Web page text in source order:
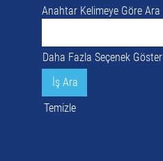
Anahtar Kelimeye Göre Ara
Daha Fazla Seçenek Göster
Temizle